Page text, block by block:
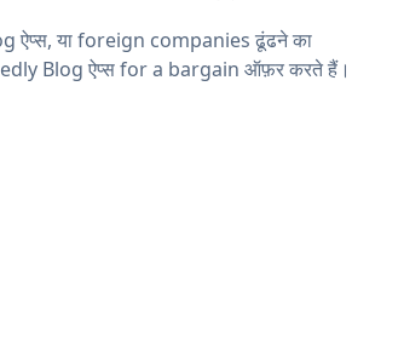
ऐप्स, या foreign companies ढूंढने का
Blog ऐप्स for a bargain ऑफ़र करते हैं।